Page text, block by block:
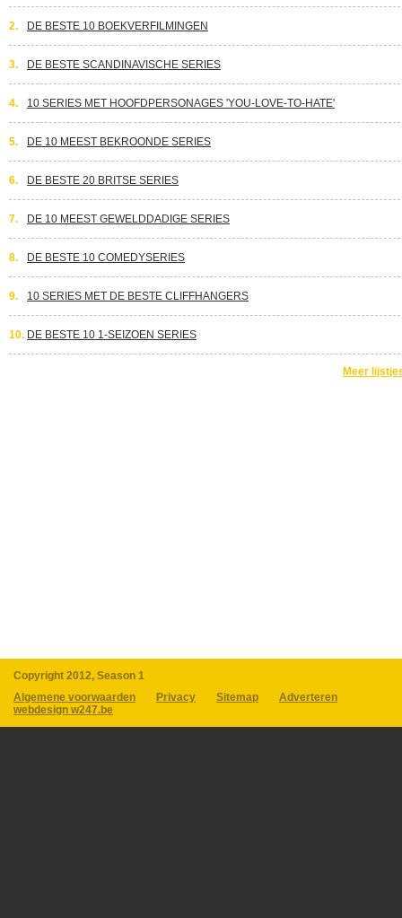
2. DE BESTE 10 BOEKVERFILMINGEN
3. DE BESTE SCANDINAVISCHE SERIES
4. 10 SERIES MET HOOFDPERSONAGES 'YOU-LOVE-TO-HATE'
5. DE 10 MEEST BEKROONDE SERIES
6. DE BESTE 20 BRITSE SERIES
7. DE 10 MEEST GEWELDDADIGE SERIES
8. DE BESTE 10 COMEDYSERIES
9. 10 SERIES MET DE BESTE CLIFFHANGERS
10. DE BESTE 10 1-SEIZOEN SERIES
Meer
Copyright 2012, Season 1
Algemene voorwaarden
Privacy Sitemap
Adverteren
webdesign w247.be